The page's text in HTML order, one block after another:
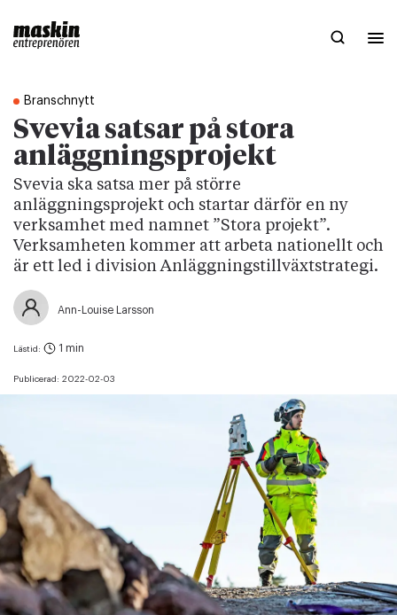
Branschnytt
Svevia satsar på stora
anläggningsprojekt
Svevia ska satsa mer på större
anläggningsprojekt och startar därför en ny
verksamhet med namnet ”Stora projekt”.
Verksamheten kommer att arbeta nationellt och
är ett led i division Anläggningstillväxtstrategi.
Ann-Louise Larsson
Publicerad: 2022-02-03
Lästid: 1 min